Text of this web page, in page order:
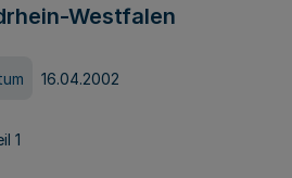
Westfalen
16.04.2002
1